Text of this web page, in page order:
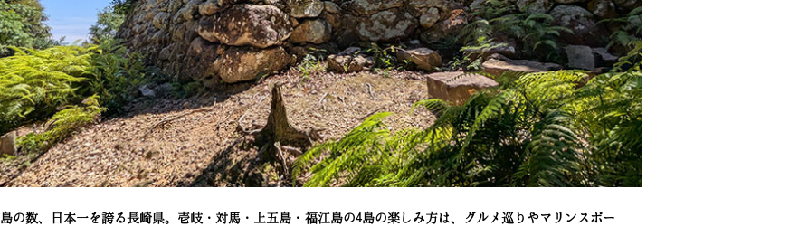
島の数、日本一を誇る長崎県。壱岐・対馬・上五島・福江島の4島の楽しみ方は、グルメ巡りやマリンスポー